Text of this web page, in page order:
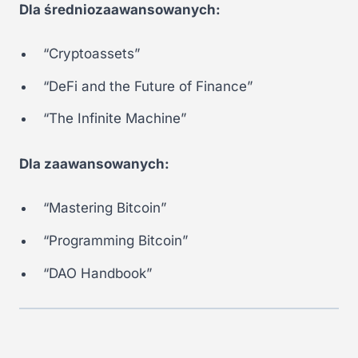
Dla średniozaawansowanych:
“Cryptoassets”
“DeFi and the Future of Finance”
“The Infinite Machine”
Dla zaawansowanych:
“Mastering Bitcoin”
“Programming Bitcoin”
“DAO Handbook”